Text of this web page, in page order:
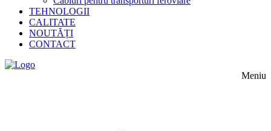
TEHNOLOGII
CALITATE
NOUTĂȚI
CONTACT
Meniu